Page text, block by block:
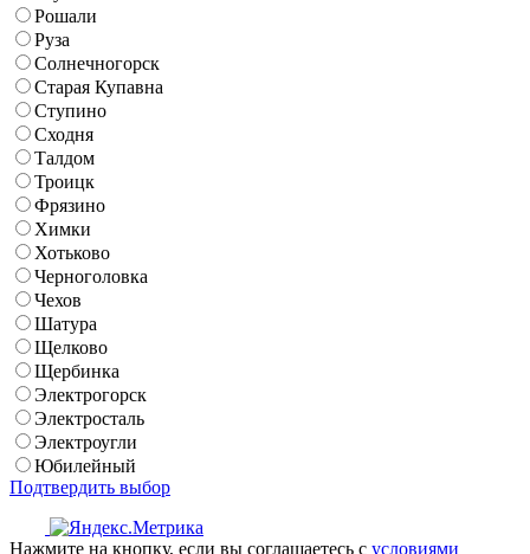
Рошали
Руза
Солнечногорск
Старая Купавна
Ступино
Сходня
Талдом
Троицк
Фрязино
Химки
Хотьково
Черноголовка
Чехов
Шатура
Щелково
Щербинка
Электрогорск
Электросталь
Электроугли
Юбилейный
Подтвердить выбор
Нажмите на кнопку, если вы соглашаетесь с условиями